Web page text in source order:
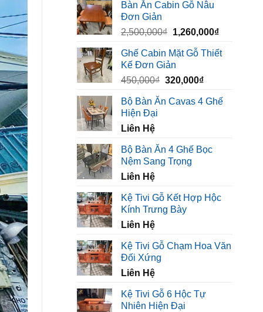
Bàn Ăn Cabin Gỗ Nâu
Đơn Giản
2,500,000₫ Giá
là:
2,500,000₫.
1,260,000₫Giá
tại
Ghế Cabin Mặt Gỗ Thiết
Kế Đơn Giản
450,000₫ Giá
là:
320,000₫Giá
tại
Bộ Bàn Ăn Cavas 4 Ghế
Hiện Đại
Liên Hệ
Bộ Bàn Ăn 4 Ghế Bọc
Nệm Sang Trọng
Liên Hệ
Kệ Tivi Gỗ Kết Hợp Hộc
Kính Trưng Bày
Liên Hệ
Kệ Tivi Gỗ Chạm Hoa Văn
Đối Xứng
Liên Hệ
Kệ Tivi Gỗ 6 Hộc Tự
Nhiên Hiện Đại